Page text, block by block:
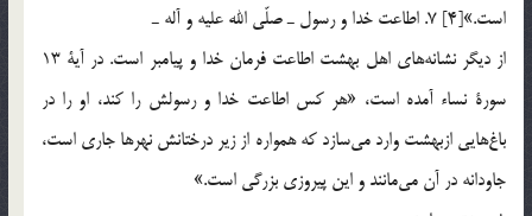
است.»[4] 7. اطاعت خدا و رسول ـ صلّي الله عليه و آله ـ
از ديگر نشانه‎هاي اهل بهشت اطاعت فرمان خدا و پيامبر است. در آية 13
سورة نساء آمده است، «هر كس اطاعت خدا و رسولش را كند، او را در
باغ‎هايي ازبهشت وارد مي‎سازد كه همواره از زير درختانش نهرها جاري است،
جاودانه در آن مي‎مانند و اين پيروزي بزرگي است.»